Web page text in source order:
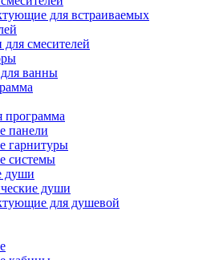
для встраиваемых
смесителей
ванны
программа
панели
гарнитуры
системы
души
души
для душевой